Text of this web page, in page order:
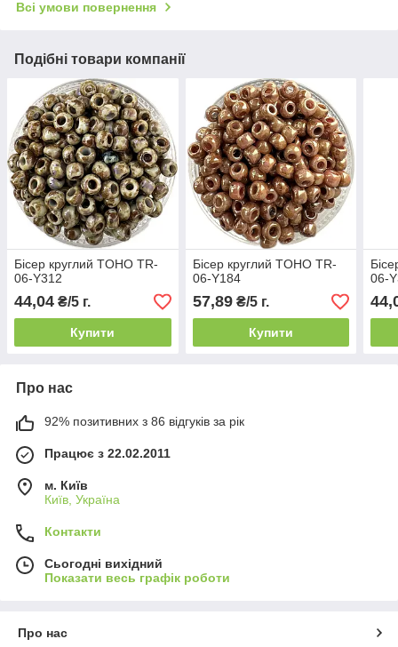
Всі умови повернення
Подібні товари компанії
Бісер круглий TOHO TR-
06-Y312
44,04 ₴/5 г.
Купити
Бісер круглий TOHO TR-
06-Y184
57,89₴/5 г.
Купити
06-
Про нас
92% позитивних з 86 відгуків за рік
Працює з 22.02.2011
м. Київ
Київ, Україна
Контакти
Сьогодні вихідний
Показати весь графік роботи
Про нас